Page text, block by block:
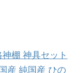
棚 神具セット
産 純国産 ひの